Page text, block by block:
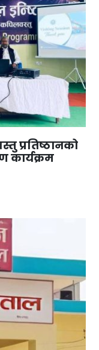
प्रतिष्ठानको